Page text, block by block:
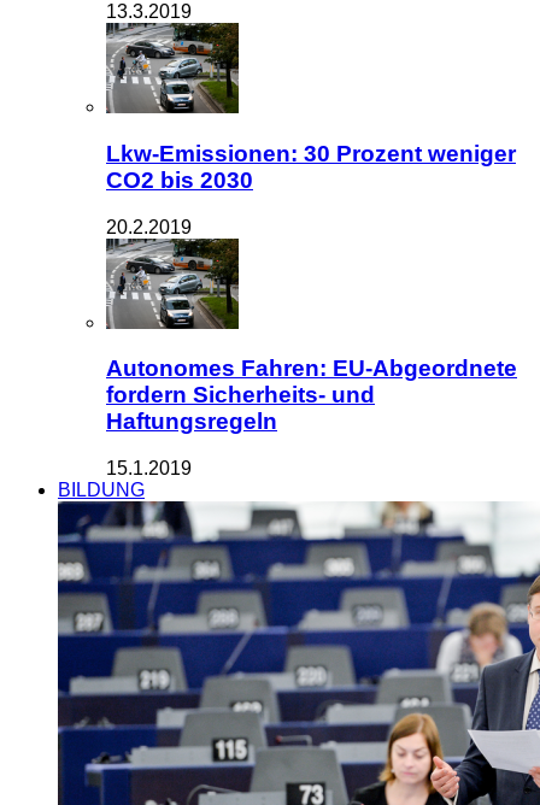
13.3.2019
Lkw-Emissionen: 30 Prozent weniger
CO2 bis 2030
20.2.2019
Autonomes Fahren: EU-Abgeordnete
fordern Sicherheits- und
Haftungsregeln
15.1.2019
BILDUNG